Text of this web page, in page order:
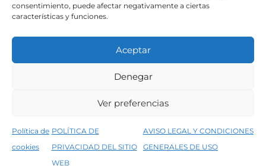
consentimiento, puede afectar negativamente a ciertas
características y funciones.
Aceptar
Denegar
Ver preferencias
Política de
cookies
POLÍTICA DE
PRIVACIDAD DEL SITIO
WEB
AVISO LEGAL Y CONDICIONES
GENERALES DE USO
5% de descuento en tu primera compra, utiliza el código PRIMERACOMPRA
Condiciones generales de venta
Política de privacidad del sitio web
©2026 Decopintur- todos los derechos